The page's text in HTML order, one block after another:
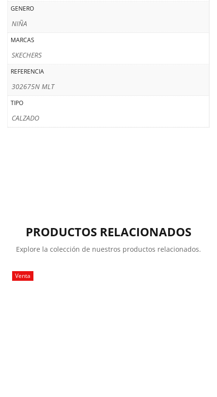
GENERO
NIÑA
MARCAS
SKECHERS
REFERENCIA
302675N MLT
TIPO
CALZADO
PRODUCTOS RELACIONADOS
Explore la colección de nuestros productos relacionados.
Venta